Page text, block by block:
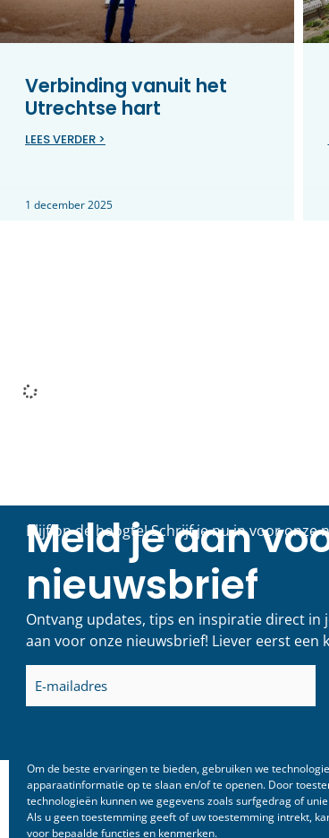
Om de beste ervaringen te bieden, gebruiken we
apparaatinformatie op te slaan en/of te openen. Door
technologieën kunnen we gegevens zoals surfgedrag of
Als u geen toestemming geeft of uw toestemming intrekt,
voor bepaalde functies en kenmerken.
Verbinding vanuit het
Utrechtse hart
LEES VERDER >
1 december 2025
Communicatieve
Duizendpoot (6 – 8 uur
per week)
LEES VERDER >
20 juli 2026